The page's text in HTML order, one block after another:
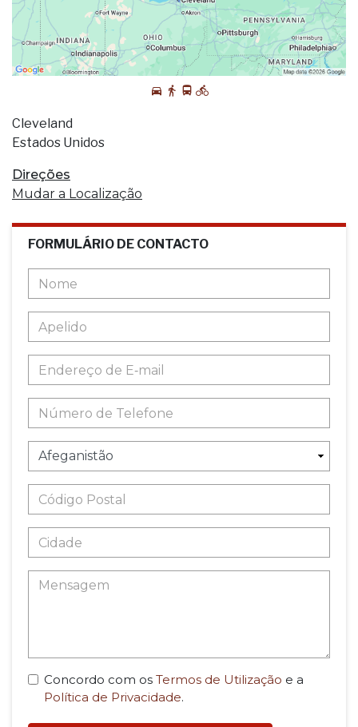
Cleveland
Estados Unidos
Direções
Mudar a Localização
FORMULÁRIO DE CONTACTO
Concordo com os Termos de Utilização e a
Política de Privacidade.